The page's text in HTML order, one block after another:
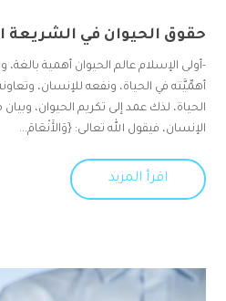
حقوق الحيوان في الشريعة
-أولى الإسلام عالم الحيوان أهمية بالغة،
أهمِّيَّته في الحياة، ونفعه للإنسان،
الحياة، لذك عمد إلى تكريم الحيوان،
الإنسان، فيقول الله تعالى: {وَالأَنْعَامَ...
اقرأ المزيد